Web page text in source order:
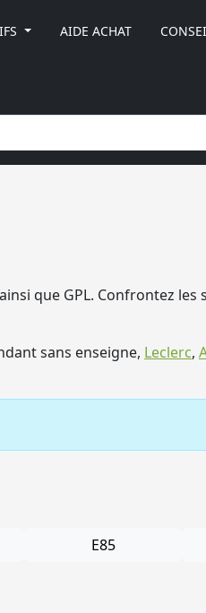
AIDE ACHAT
que GPL. Confrontez les
sans enseigne, Leclerc,
E85